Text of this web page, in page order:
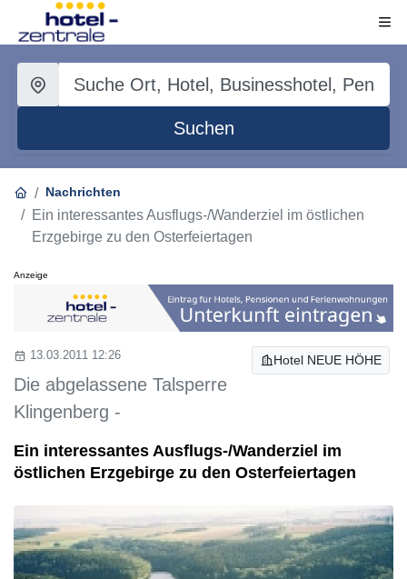
Suchen
Nachrichten
Ein interessantes Ausflugs-/Wanderziel im östlichen
Erzgebirge zu den Osterfeiertagen
Anzeige
Hotel NEUE HÖHE
13.03.2011 12:26
Die abgelassene Talsperre
Klingenberg -
Ein interessantes Ausflugs-/Wanderziel im
östlichen Erzgebirge zu den Osterfeiertagen